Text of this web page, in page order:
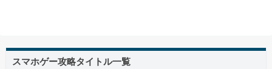
スマホゲー攻略タイトル一覧